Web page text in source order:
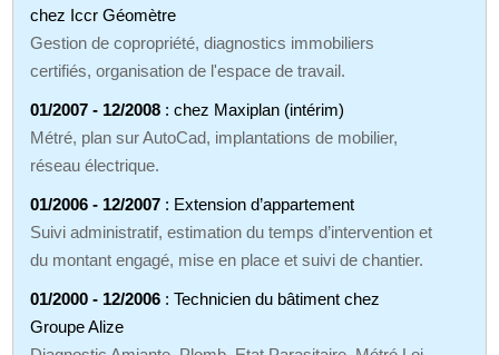
chez Iccr Géomètre
Gestion de copropriété, diagnostics immobiliers
certifiés, organisation de l'espace de travail.
01/2007 - 12/2008 : chez Maxiplan (intérim)
Métré, plan sur AutoCad, implantations de mobilier,
réseau électrique.
01/2006 - 12/2007 : Extension d’appartement
Suivi administratif, estimation du temps d’intervention et
du montant engagé, mise en place et suivi de chantier.
01/2000 - 12/2006 : Technicien du bâtiment chez
Groupe Alize